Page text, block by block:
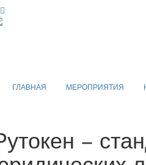
ГЛАВНАЯ МЕРОПРИЯТИЯ
−